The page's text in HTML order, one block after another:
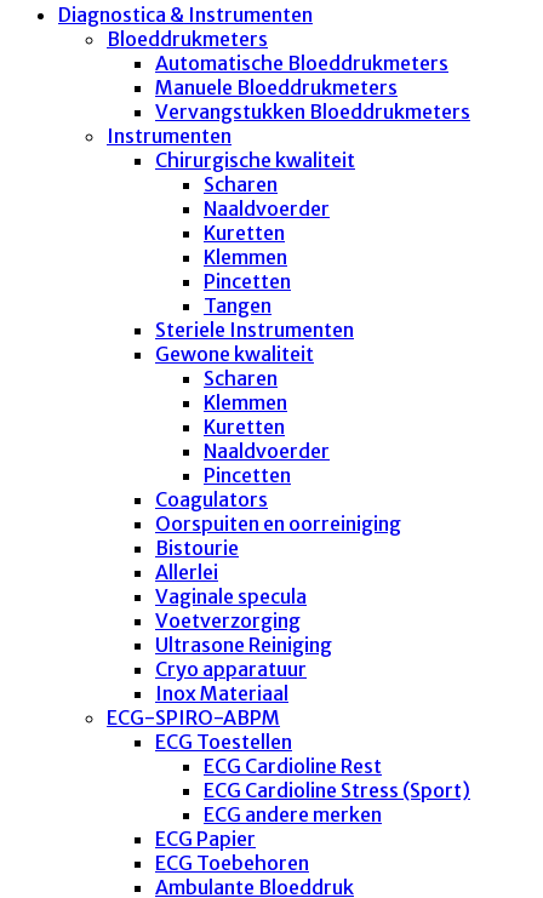
Diagnostica & Instrumenten
Bloeddrukmeters
Automatische Bloeddrukmeters
Manuele Bloeddrukmeters
Vervangstukken Bloeddrukmeters
Instrumenten
Chirurgische kwaliteit
Scharen
Naaldvoerder
Kuretten
Klemmen
Pincetten
Tangen
Steriele Instrumenten
Gewone kwaliteit
Scharen
Klemmen
Kuretten
Naaldvoerder
Pincetten
Coagulators
Oorspuiten en oorreiniging
Bistourie
Allerlei
Vaginale specula
Voetverzorging
Ultrasone Reiniging
Cryo apparatuur
Inox Materiaal
ECG-SPIRO-ABPM
ECG Toestellen
ECG Cardioline Rest
ECG Cardioline Stress (Sport)
ECG andere merken
ECG Papier
ECG Toebehoren
Ambulante Bloeddruk